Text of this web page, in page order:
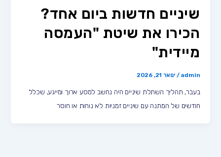
שיניים חדשות ביום אחד?
הכירו את שיטת "העמסה
מיידית"
admin
/ ינואר 21, 2026
בעבר, תהליך השתלת שיניים היה נחשב למסע ארוך ומייגע, שכלל
חודשים של המתנה עם שיניים זמניות לא נוחות או חוסר